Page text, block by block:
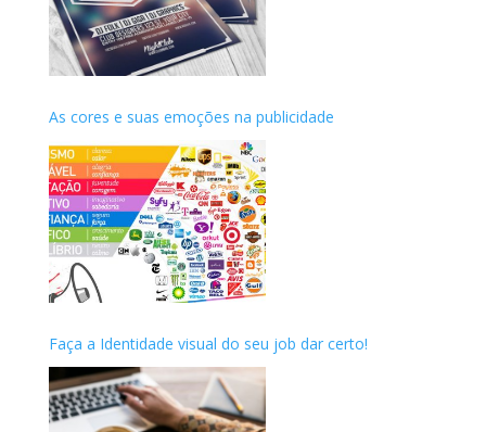
As cores e suas emoções na publicidade
Faça a Identidade visual do seu job dar certo!